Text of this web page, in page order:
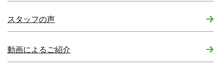
スタッフの声
動画によるご紹介